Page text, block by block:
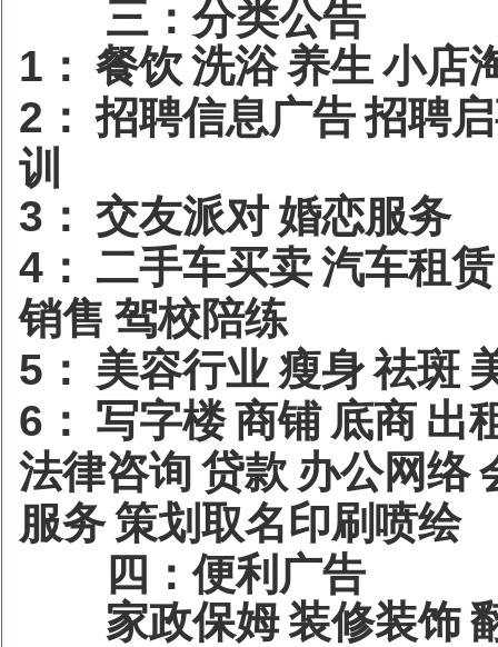
三：分类公告
1 ： 餐饮洗浴养生小店
2 ： 招聘信息广告招聘
训
3 ： 交友派对 婚恋服务
4 ： 二手车买卖汽车租赁
销售 驾校陪练
5 ： 美容行业瘦身祛斑
6 ： 写字楼商铺 底商 出
法律咨询 贷款 办公网络
服务策划取名印刷喷绘
四：便利广告
家政保姆装修装饰